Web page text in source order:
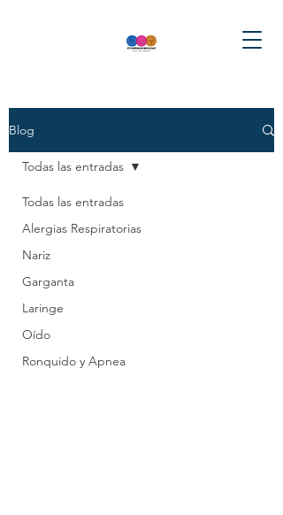
Blog
Todas las entradas
Alergias Respiratorias
Nariz
Garganta
Laringe
Oído
Ronquido y Apnea
Todas las entradas